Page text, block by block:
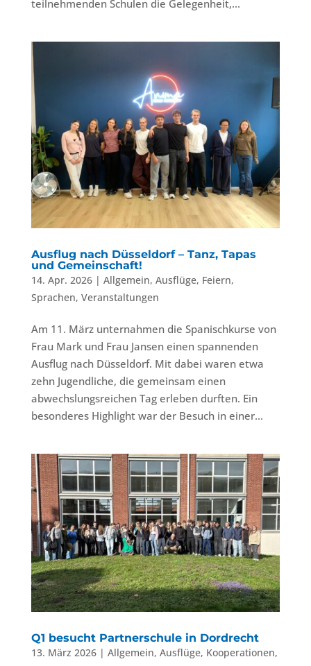
teilnehmenden Schulen die Gelegenheit,...
Ausflug nach Düsseldorf – Tanz, Tapas
und Gemeinschaft!
14. Apr. 2026| Allgemein, Ausflüge, Feiern,
Sprachen, Veranstaltungen
Am 11. März unternahmen die Spanischkurse von
Frau Mark und Frau Jansen einen spannenden
Ausflug nach Düsseldorf. Mit dabei waren etwa
zehn Jugendliche, die gemeinsam einen
abwechslungsreichen Tag erleben durften. Ein
besonderes Highlight war der Besuch in einer...
Q1 besucht Partnerschule in Dordrecht
13. März 2026| Allgemein, Ausflüge, Kooperationen,